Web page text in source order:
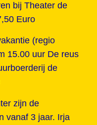
bij Theater de
Euro
(regio
15.00 uur De reus
de
zijn de
vanaf 3 jaar. Irja